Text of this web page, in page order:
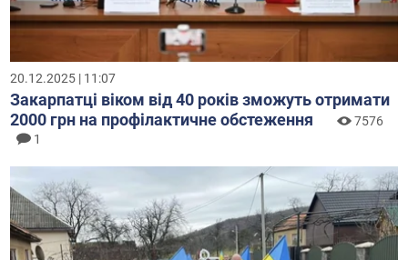
20.12.2025 | 11:07
Закарпатці віком від 40 років зможуть отримати
2000 грн на профілактичне обстеження
7576
1